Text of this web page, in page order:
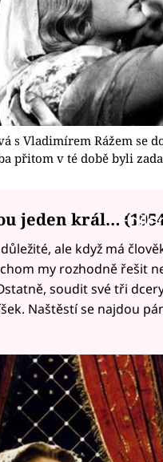
s Vladimírem Rážem se
přitom v té době byli
jeden král…
ale když má
my rozhodně řešit
soudit své tři
Naštěstí se najdou